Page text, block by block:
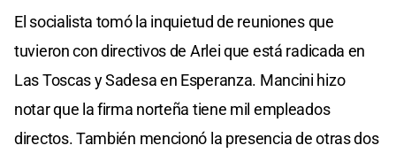
El socialista tomó la inquietud de reuniones que
tuvieron con directivos de Arlei que está radicada en
Las Toscas y Sadesa en Esperanza. Mancini hizo
notar que la firma norteña tiene mil empleados
directos. También mencionó la presencia de otras dos